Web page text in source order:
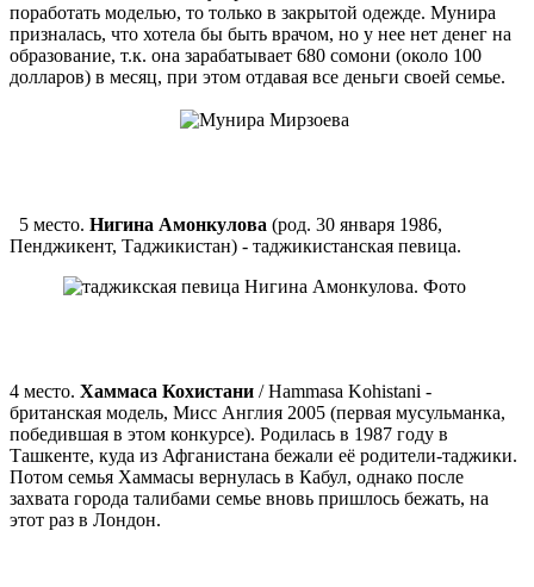
поработать моделью, то только в закрытой одежде. Мунира
призналась, что хотела бы быть врачом, но у нее нет денег на
образование, т.к. она зарабатывает 680 сомони (около 100
долларов) в месяц, при этом отдавая все деньги своей семье.
5 место. Нигина Амонкулова (род. 30 января 1986,
Пенджикент, Таджикистан) - таджикистанская певица.
4 место. Хаммаса Кохистани / Hammasa Kohistani -
британская модель, Мисс Англия 2005 (первая мусульманка,
победившая в этом конкурсе). Родилась в 1987 году в
Ташкенте, куда из Афганистана бежали её родители-таджики.
Потом семья Хаммасы вернулась в Кабул, однако после
захвата города талибами семье вновь пришлось бежать, на
этот раз в Лондон.